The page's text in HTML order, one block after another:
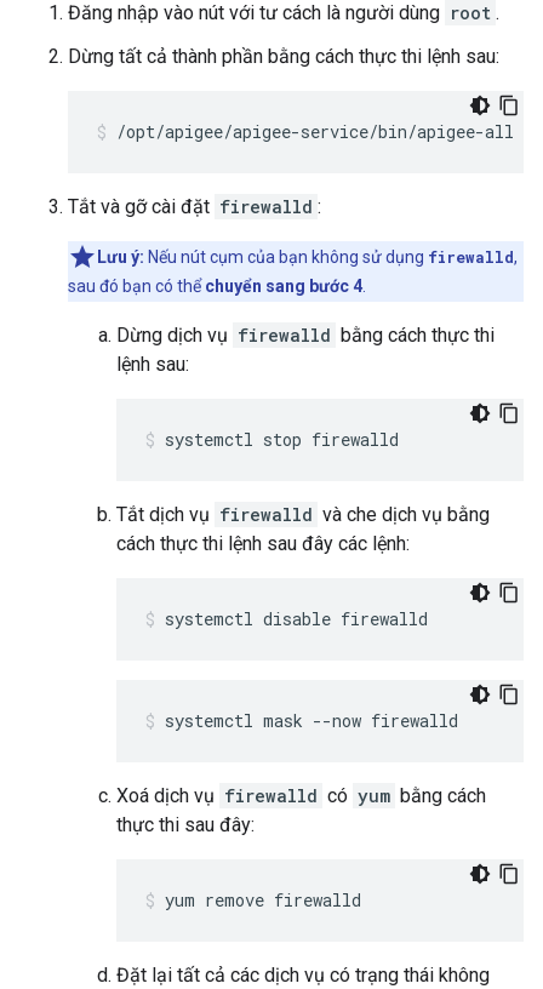
Đăng nhập vào nút với tư cách là người dùng root .
Dừng tất cả thành phần bằng cách thực thi lệnh sau:
/opt/apigee/apigee-service/bin/apigee-all
Tắt và gỡ cài đặt firewalld :
Lưu ý: Nếu nút cụm của bạn không sử dụng firewalld,
sau đó bạn có thểchuyển sang bước 4
Dừng dịch vụ firewalld bằng cách thực thi
lệnh sau:
systemctl stop firewalld
Tắt dịch vụ firewalld và che dịch vụ bằng
cách thực thi lệnh sau đây các lệnh:
systemctl disable firewalld
systemctl mask --now firewalld
Xoá dịch vụ firewalld có yum bằng cách
thực thi sau đây:
yum remove firewalld
Đặt lại tất cả các dịch vụ có trạng thái không